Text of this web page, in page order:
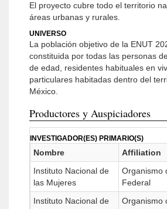
El proyecto cubre todo el territorio
áreas urbanas y rurales.
UNIVERSO
La población objetivo de la ENUT
constituida por todas las personas
de edad, residentes habituales en
particulares habitadas dentro del
México.
Productores y Auspiciadores
INVESTIGADOR(ES) PRIMARIO(S)
Nombre
Affiliation
Instituto Nacional de
las Mujeres
Organismo
Federal
Instituto Nacional de
Organismo